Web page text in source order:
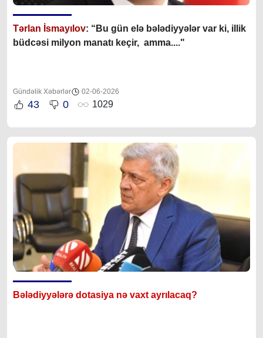
Tərlan İsmayılov: “Bu gün elə bələdiyyələr var ki, illik
büdcəsi milyon manatı keçir, amma...."
Gündəlik Xəbərlər 02-06-2026
43 0 1029
Bələdiyyələrə dotasiya nə vaxt ayrılacaq?